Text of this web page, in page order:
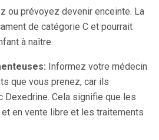
ou prévoyez devenir enceinte. La
de catégorie C et pourrait
à naître.
Informez votre médecin
que vous prenez, car ils
Dexedrine. Cela signifie que les
en vente libre et les traitements